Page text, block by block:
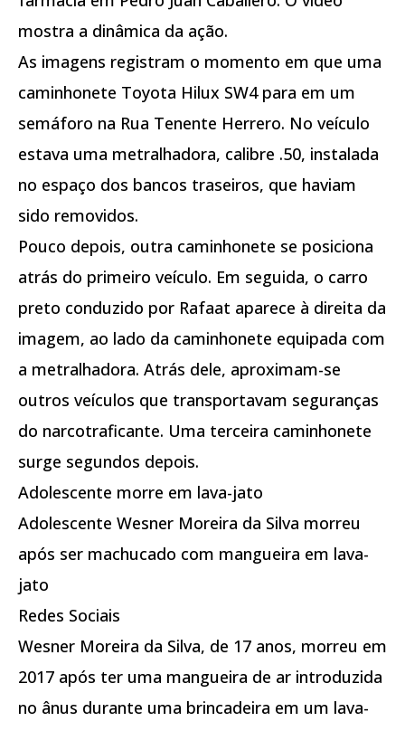
mostra a dinâmica da ação.
As imagens registram o momento em que uma
caminhonete Toyota Hilux SW4 para em um
semáforo na Rua Tenente Herrero. No veículo
estava uma metralhadora, calibre .50, instalada
no espaço dos bancos traseiros, que haviam
sido removidos.
Pouco depois, outra caminhonete se posiciona
atrás do primeiro veículo. Em seguida, o carro
preto conduzido por Rafaat aparece à direita da
imagem, ao lado da caminhonete equipada com
a metralhadora. Atrás dele, aproximam-se
outros veículos que transportavam seguranças
do narcotraficante. Uma terceira caminhonete
surge segundos depois.
Adolescente morre em lava-jato
Adolescente Wesner Moreira da Silva morreu
após ser machucado com mangueira em lava-
jato
Redes Sociais
Wesner Moreira da Silva, de 17 anos, morreu em
2017 após ter uma mangueira de ar introduzida
no ânus durante uma brincadeira em um lava-